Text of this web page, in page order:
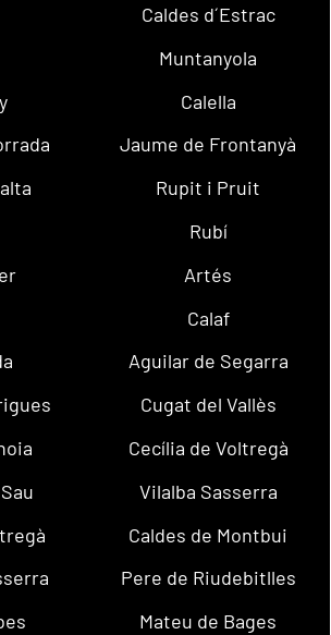
Caldes d´Estrac
Muntanyola
Calella
Jaume de Frontanyà
Rupit i Pruit
Rubí
Artés
Calaf
Aguilar de Segarra
Cugat del Vallès
Cecília de Voltregà
Vilalba Sasserra
Caldes de Montbui
Pere de Riudebitlles
Mateu de Bages